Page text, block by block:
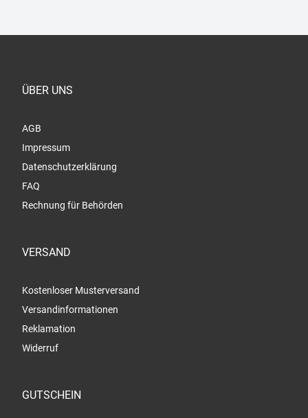
ÜBER UNS
AGB
Impressum
Datenschutzerklärung
FAQ
Rechnung für Behörden
VERSAND
Kostenloser Musterversand
Versandinformationen
Reklamation
Widerruf
GUTSCHEIN